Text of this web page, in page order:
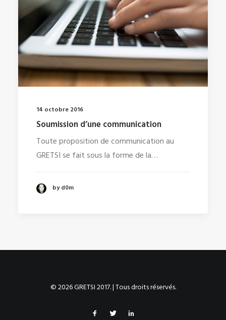
14 octobre 2016
Soumission d’une communication
Toute proposition de communication au
GRETSI se fait sous la forme de la…
by d0m
© 2026 GRETSI 2017. | Tous droits réservés.